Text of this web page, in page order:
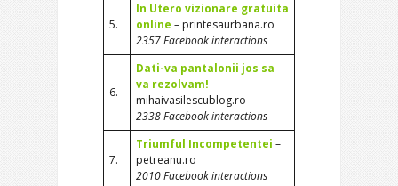
5.
In Utero vizionare gratuita
online – printesaurbana.ro
2357 Facebook interactions
6.
Dati-va pantalonii jos sa
va rezolvam! –
mihaivasilescublog.ro
2338 Facebook interactions
7.
Triumful Incompetentei –
petreanu.ro
2010 Facebook interactions